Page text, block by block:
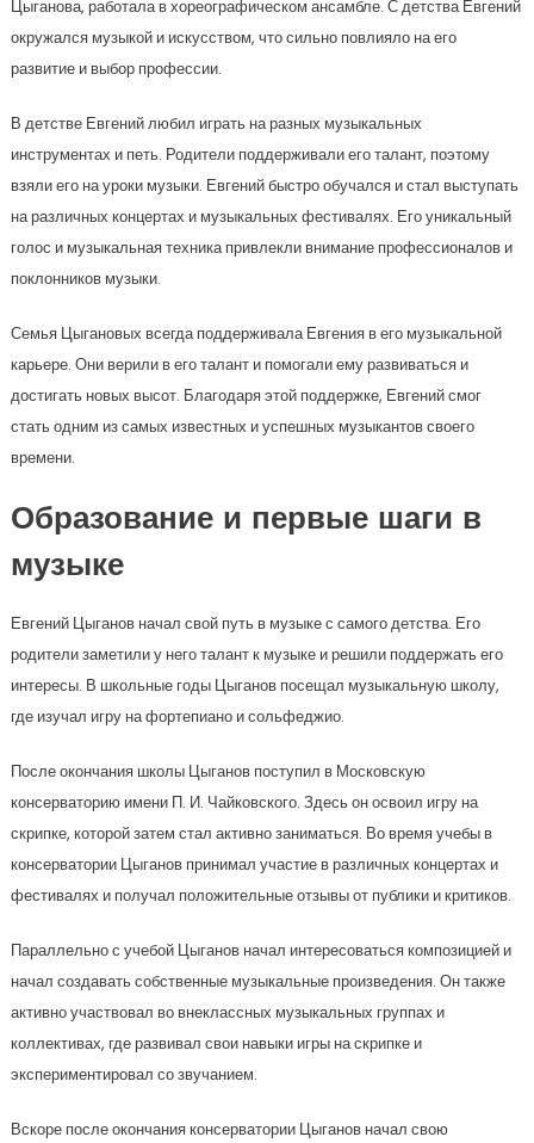
Цыганова, работала в хореографическом ансамбле. С детства Евгений
окружался музыкой и искусством, что сильно повлияло на его
развитие и выбор профессии.
В детстве Евгений любил играть на разных музыкальных
инструментах и петь. Родители поддерживали его талант, поэтому
взяли его на уроки музыки. Евгений быстро обучался и стал выступать
на различных концертах и музыкальных фестивалях. Его уникальный
голос и музыкальная техника привлекли внимание профессионалов и
поклонников музыки.
Семья Цыгановых всегда поддерживала Евгения в его музыкальной
карьере. Они верили в его талант и помогали ему развиваться и
достигать новых высот. Благодаря этой поддержке, Евгений смог
стать одним из самых известных и успешных музыкантов своего
времени.
Образование и первые шаги в
музыке
Евгений Цыганов начал свой путь в музыке с самого детства. Его
родители заметили у него талант к музыке и решили поддержать его
интересы. В школьные годы Цыганов посещал музыкальную школу,
где изучал игру на фортепиано и сольфеджио.
После окончания школы Цыганов поступил в Московскую
консерваторию имени П. И. Чайковского. Здесь он освоил игру на
скрипке, которой затем стал активно заниматься. Во время учебы в
консерватории Цыганов принимал участие в различных концертах и
фестивалях и получал положительные отзывы от публики и критиков.
Параллельно с учебой Цыганов начал интересоваться композицией и
начал создавать собственные музыкальные произведения. Он также
активно участвовал во внеклассных музыкальных группах и
коллективах, где развивал свои навыки игры на скрипке и
экспериментировал со звучанием.
Вскоре после окончания консерватории Цыганов начал свою